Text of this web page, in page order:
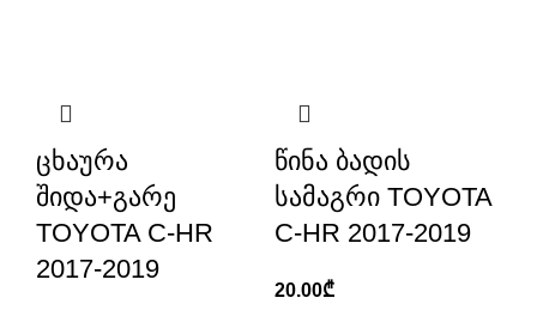
ცხაურა
შიდა+გარე
TOYOTA C-HR
2017-2019
წინა ბადის
სამაგრი TOYOTA
C-HR 2017-2019
20.00₾